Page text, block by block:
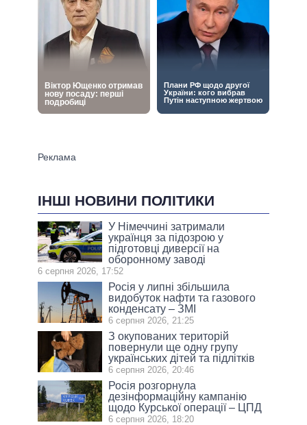
ІНШІ НОВИНИ ПОЛІТИКИ
У Німеччині затримали
українця за підозрою у
підготовці диверсії на
оборонному заводі
6 серпня 2026, 17:52
Росія у липні збільшила
видобуток нафти та газового
конденсату – ЗМІ
6 серпня 2026, 21:25
З окупованих територій
повернули ще одну групу
українських дітей та підлітків
6 серпня 2026, 20:46
Росія розгорнула
дезінформаційну кампанію
щодо Курської операції – ЦПД
6 серпня 2026, 18:20